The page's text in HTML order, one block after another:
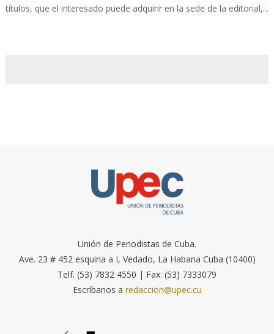
títulos, que el interesado puede adquirir en la sede de la editorial,...
Unión de Periodistas de Cuba.
Ave. 23 # 452 esquina a I, Vedado, La Habana Cuba (10400)
Telf. (53) 7832 4550 | Fax: (53) 7333079
Escríbanos a redaccion@upec.cu